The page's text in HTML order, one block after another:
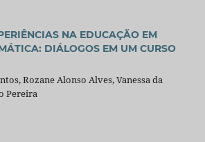
NA EDUCAÇÃO EM
DIÁLOGOS EM UM CURSO
Rozane Alonso Alves, Vanessa da
Pereira